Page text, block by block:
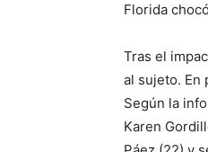
Florida
Tras el
al sujeto. En
Según la
Karen